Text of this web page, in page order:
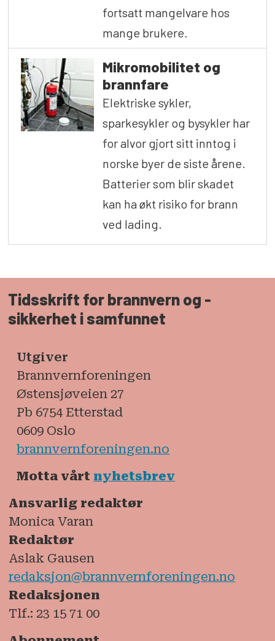
fortsatt mangelvare hos
mange brukere.
Mikromobilitet og
brannfare
Elektriske sykler,
sparkesykler og bysykler har
for alvor gjort sitt inntog i
norske byer de siste årene.
Batterier som blir skadet
kan ha økt risiko for brann
ved lading.
Tidsskrift for brannvern og ­
sikkerhet i samfunnet
Utgiver
Brannvernforeningen
Østensjøveien 27
Pb 6754 Etterstad
0609 Oslo
brannvernforeningen.no
Motta vårt nyhetsbrev
Ansvarlig redaktør
Monica Varan
Redaktør
Aslak Gausen
redaksjon@brannvernforeningen.no
Redaksjonen
Tlf.: 23 15 71 00